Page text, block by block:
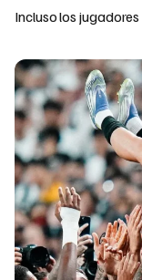
Incluso los